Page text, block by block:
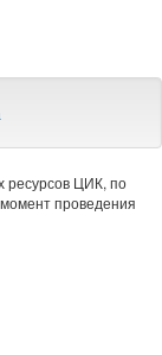
ресурсов ЦИК, по
проведения